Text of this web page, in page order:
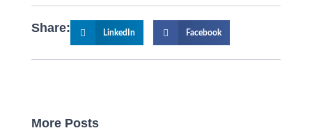
Share: LinkedIn Facebook
More Posts